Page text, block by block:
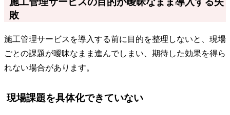
敗
施工管理サービスを導入する前に目的を整理しないと、現場
ごとの課題が曖昧なまま進んでしまい、期待した効果を得ら
れない場合があります。
現場課題を具体化できていない